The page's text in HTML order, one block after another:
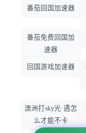
番茄回国加速器
番茄免费回国加
速器
回国游戏加速器
澳洲打sky光·遇怎
么才能不卡